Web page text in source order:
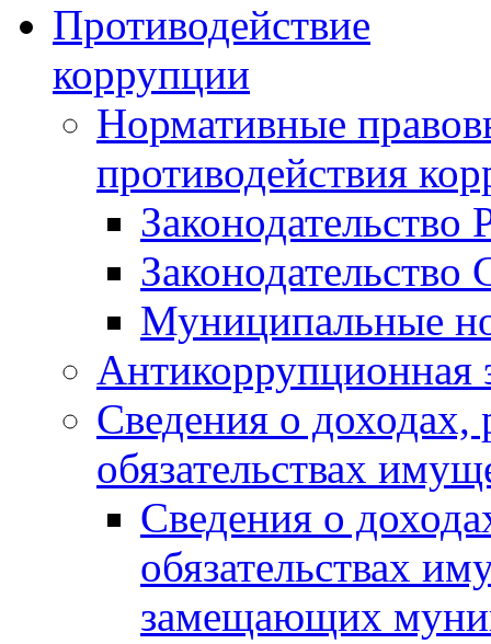
Противодействие
коррупции
Нормативные
противодействия
Законодательство
Муниципальные
Антикоррупционная
Сведения о доходах,
обязательствах
Сведения о
обязательствах
замещающих